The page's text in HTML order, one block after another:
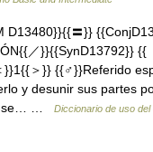
〓}}
／}}{{SynD13792}} {{
＞}} {{♂}}Referido
y desunir sus partes
se… …
Diccionario de uso